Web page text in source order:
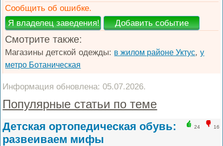
Сообщить об ошибке.
Смотрите также:
Магазины детской одежды: в жилом районе Уктус,у
метро Ботаническая
Информация обновлена: 05.07.2026.
Популярные статьи по теме
24 16
Детская ортопедическая обувь:
развеиваем мифы